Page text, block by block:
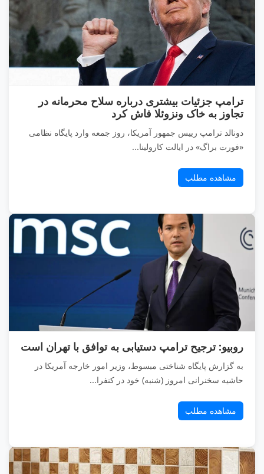
ترامپ جزئیات بیشتری درباره سلاح محرمانه در
تجاوز به خاک ونزوئلا فاش کرد
دونالد ترامپ رییس جمهور آمریکا، روز جمعه وارد پایگاه نظامی
«فورت براگ» در ایالت کارولینا...
مشاهده مطلب
روبیو: ترجیح ترامپ دستیابی به توافق با تهران است
به گزارش پایگاه شناختی مبسوط، وزیر امور خارجه آمریکا در
حاشیه سخنرانی امروز (شنبه) خود در کنفرا...
مشاهده مطلب